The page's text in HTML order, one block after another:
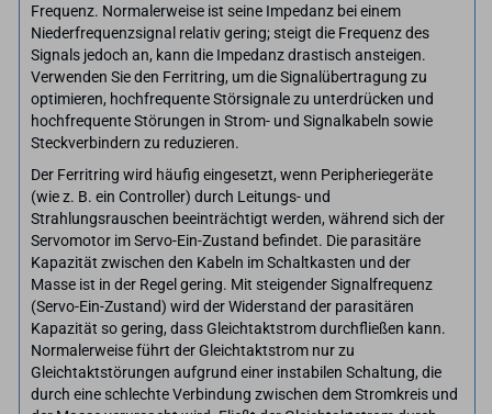
Frequenz. Normalerweise ist seine Impedanz bei einem
Niederfrequenzsignal relativ gering; steigt die Frequenz des
Signals jedoch an, kann die Impedanz drastisch ansteigen.
Verwenden Sie den Ferritring, um die Signalübertragung zu
optimieren, hochfrequente Störsignale zu unterdrücken und
hochfrequente Störungen in Strom- und Signalkabeln sowie
Steckverbindern zu reduzieren.
Der Ferritring wird häufig eingesetzt, wenn Peripheriegeräte
(wie z. B. ein Controller) durch Leitungs- und
Strahlungsrauschen beeinträchtigt werden, während sich der
Servomotor im Servo-Ein-Zustand befindet. Die parasitäre
Kapazität zwischen den Kabeln im Schaltkasten und der
Masse ist in der Regel gering. Mit steigender Signalfrequenz
(Servo-Ein-Zustand) wird der Widerstand der parasitären
Kapazität so gering, dass Gleichtaktstrom durchfließen kann.
Normalerweise führt der Gleichtaktstrom nur zu
Gleichtaktstörungen aufgrund einer instabilen Schaltung, die
durch eine schlechte Verbindung zwischen dem Stromkreis und